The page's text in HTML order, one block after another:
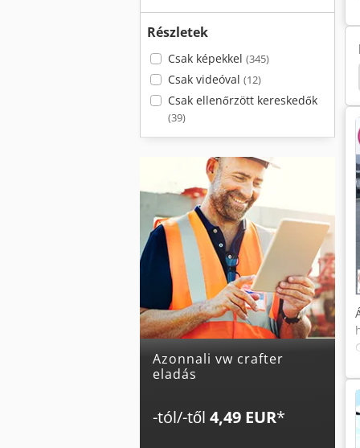
Részletek
Csak képekkel (345)
Csak videóval (12)
Csak ellenőrzött kereskedők
(39)
Azonnali vw crafter
eladás
-tól/-től 4,49 EUR*
Ford Tourneo Custom Ford Transit Kombi